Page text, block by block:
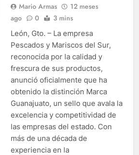
Mario Armas
12 meses
ago
0 3 mins
León, Gto. – La empresa
Pescados y Mariscos del Sur,
reconocida por la calidad y
frescura de sus productos,
anunció oficialmente que ha
obtenido la distinción Marca
Guanajuato, un sello que avala la
excelencia y competitividad de
las empresas del estado. Con
más de una década de
experiencia en la